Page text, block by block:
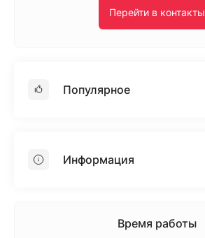
Перейти в контакты
Популярное
ПенопластИнформация
Время работы